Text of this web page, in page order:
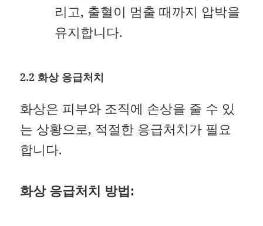
리고, 출혈이 멈출 때까지 압박을
유지합니다.
2.2 화상 응급처치
화상은 피부와 조직에 손상을 줄 수 있
는 상황으로, 적절한 응급처치가 필요
합니다.
화상 응급처치 방법: